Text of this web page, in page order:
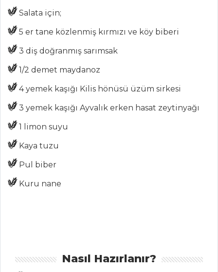
ETLİ DÜRÜM
Vişne Kebabı
Et Yemekleri Tüm
Tarifleri
Damla Sakızlı Ve
Mercimek Çorbası
Havuçlu
Salata için;
5 er tane közlenmiş kırmızı ve köy biberi
3 diş doğranmış sarımsak
1/2 demet maydanoz
4 yemek kaşığı Kilis hönüsü üzüm sirkesi
3 yemek kaşığı Ayvalık erken hasat zeytinyağı
1 limon suyu
Kaya tuzu
Pul biber
Kuru nane
Nasıl Hazırlanır?